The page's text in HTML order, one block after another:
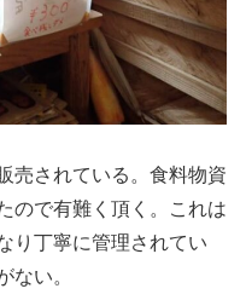
売されている。食料物資
ので有難く頂く。これは
り丁寧に管理されてい
ない。